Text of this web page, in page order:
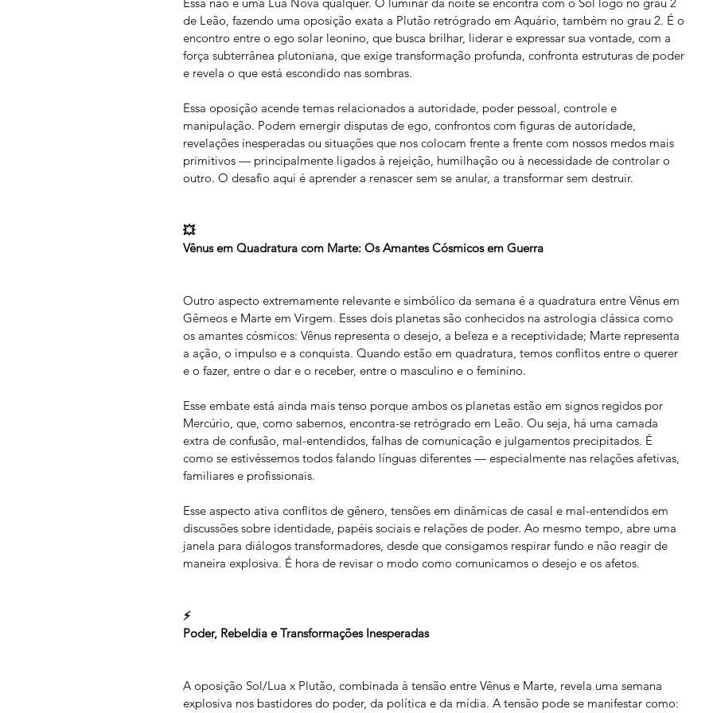
de Leão, fazendo uma oposição exata a Plutão retrógrado em Aquário, também no grau 2. É o
encontro entre o ego solar leonino, que busca brilhar, liderar e expressar sua vontade, com a
força subterrânea plutoniana, que exige transformação profunda, confronta estruturas de poder
e revela o que está escondido nas sombras.
Essa oposição acende temas relacionados a autoridade, poder pessoal, controle e
manipulação. Podem emergir disputas de ego, confrontos com figuras de autoridade,
revelações inesperadas ou situações que nos colocam frente a frente com nossos medos mais
primitivos — principalmente ligados à rejeição, humilhação ou à necessidade de controlar o
outro. O desafio aqui é aprender a renascer sem se anular, a transformar sem destruir.
💥
Vênus em Quadratura com Marte: Os Amantes Cósmicos em Guerra
Outro aspecto extremamente relevante e simbólico da semana é a quadratura entre Vênus em
Gêmeos e Marte em Virgem. Esses dois planetas são conhecidos na astrologia clássica como
os amantes cósmicos: Vênus representa o desejo, a beleza e a receptividade; Marte representa
a ação, o impulso e a conquista. Quando estão em quadratura, temos conflitos entre o querer
e o fazer, entre o dar e o receber, entre o masculino e o feminino.
Esse embate está ainda mais tenso porque ambos os planetas estão em signos regidos por
Mercúrio, que, como sabemos, encontra-se retrógrado em Leão. Ou seja, há uma camada
extra de confusão, mal-entendidos, falhas de comunicação e julgamentos precipitados. É
como se estivéssemos todos falando línguas diferentes — especialmente nas relações afetivas,
familiares e profissionais.
Esse aspecto ativa conflitos de gênero, tensões em dinâmicas de casal e mal-entendidos em
discussões sobre identidade, papéis sociais e relações de poder. Ao mesmo tempo, abre uma
janela para diálogos transformadores, desde que consigamos respirar fundo e não reagir de
maneira explosiva. É hora de revisar o modo como comunicamos o desejo e os afetos.
⚡
Poder, Rebeldia e Transformações Inesperadas
A oposição Sol/Lua x Plutão, combinada à tensão entre Vênus e Marte, revela uma semana
explosiva nos bastidores do poder, da política e da mídia. A tensão pode se manifestar como: